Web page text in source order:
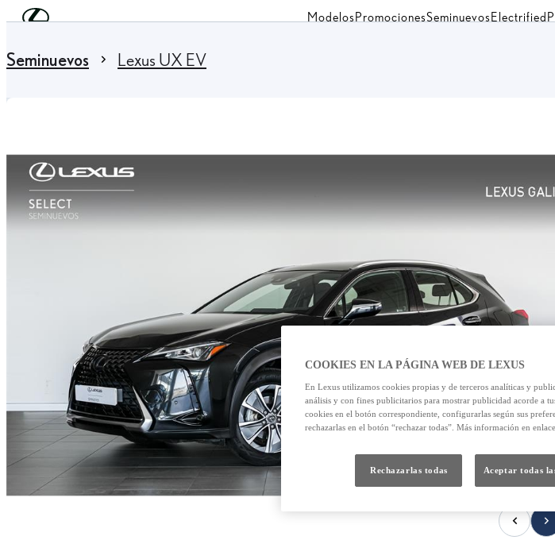
Skip to Main Content ModelosPromocionesSeminuevosElectrified
Seminuevos Lexus UX EV
COOKIES EN LA PÁGINA WEB DE LEXUS
En Lexus utilizamos cookies propias y de terceros analíticas y
análisis y con fines publicitarios para mostrar publicidad acorde a
cookies en el botón correspondiente, configurarlas según sus
rechazarlas en el botón “rechazar todas”. Más información en
Rechazarlas todas Aceptar todas